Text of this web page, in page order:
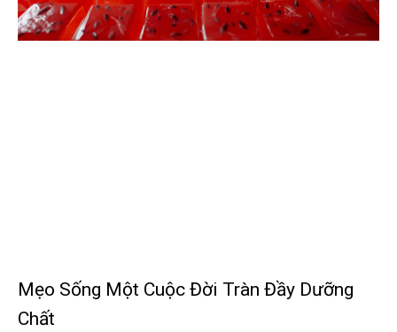
Mẹo Sống Một Cuộc Đời Tràn Đầy Dưỡng
Chất